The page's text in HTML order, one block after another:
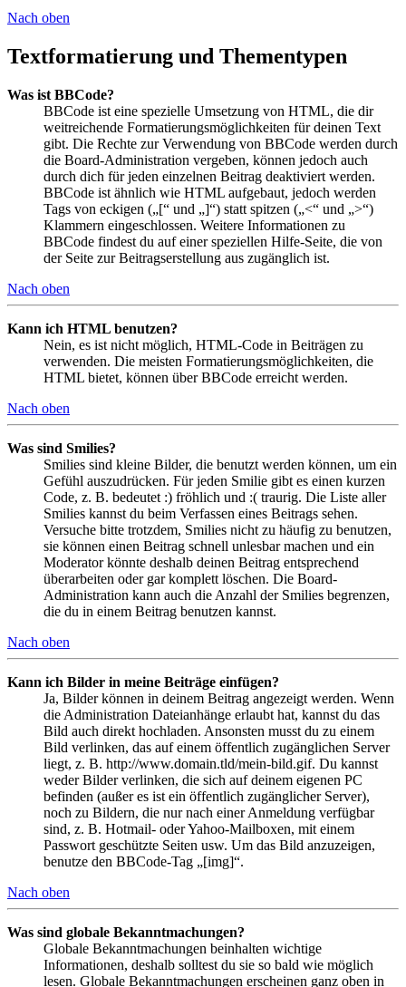
Nach oben
Textformatierung und Thementypen
Was ist BBCode?
BBCode ist eine spezielle Umsetzung von HTML, die dir
weitreichende Formatierungsmöglichkeiten für deinen Text
gibt. Die Rechte zur Verwendung von BBCode werden durch
die Board-Administration vergeben, können jedoch auch
durch dich für jeden einzelnen Beitrag deaktiviert werden.
BBCode ist ähnlich wie HTML aufgebaut, jedoch werden
Tags von eckigen („[“ und „]“) statt spitzen („<“ und „>“)
Klammern eingeschlossen. Weitere Informationen zu
BBCode findest du auf einer speziellen Hilfe-Seite, die von
der Seite zur Beitragserstellung aus zugänglich ist.
Nach oben
Kann ich HTML benutzen?
Nein, es ist nicht möglich, HTML-Code in Beiträgen zu
verwenden. Die meisten Formatierungsmöglichkeiten, die
HTML bietet, können über BBCode erreicht werden.
Nach oben
Was sind Smilies?
Smilies sind kleine Bilder, die benutzt werden können, um ein
Gefühl auszudrücken. Für jeden Smilie gibt es einen kurzen
Code, z. B. bedeutet :) fröhlich und :( traurig. Die Liste aller
Smilies kannst du beim Verfassen eines Beitrags sehen.
Versuche bitte trotzdem, Smilies nicht zu häufig zu benutzen,
sie können einen Beitrag schnell unlesbar machen und ein
Moderator könnte deshalb deinen Beitrag entsprechend
überarbeiten oder gar komplett löschen. Die Board-
Administration kann auch die Anzahl der Smilies begrenzen,
die du in einem Beitrag benutzen kannst.
Nach oben
Kann ich Bilder in meine Beiträge einfügen?
Ja, Bilder können in deinem Beitrag angezeigt werden. Wenn
die Administration Dateianhänge erlaubt hat, kannst du das
Bild auch direkt hochladen. Ansonsten musst du zu einem
Bild verlinken, das auf einem öffentlich zugänglichen Server
liegt, z. B. http://www.domain.tld/mein-bild.gif. Du kannst
weder Bilder verlinken, die sich auf deinem eigenen PC
befinden (außer es ist ein öffentlich zugänglicher Server),
noch zu Bildern, die nur nach einer Anmeldung verfügbar
sind, z. B. Hotmail- oder Yahoo-Mailboxen, mit einem
Passwort geschützte Seiten usw. Um das Bild anzuzeigen,
benutze den BBCode-Tag „[img]“.
Nach oben
Was sind globale Bekanntmachungen?
Globale Bekanntmachungen beinhalten wichtige
Informationen, deshalb solltest du sie so bald wie möglich
lesen. Globale Bekanntmachungen erscheinen ganz oben in